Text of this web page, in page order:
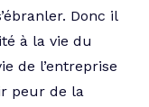
Donc il
à la vie du
de l’entreprise
peur de la